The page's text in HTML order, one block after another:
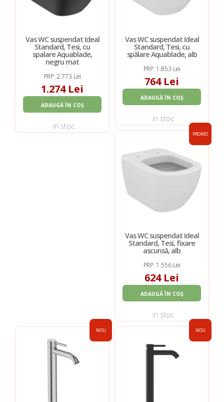
Vas WC suspendat Ideal
Standard, Tesi, cu
spalare Aquablade,
negru mat
PRP: 2.773 Lei
1.274 Lei
ADAUGĂ ÎN COȘ
in stoc
Vas WC suspendat Ideal
Standard, Tesi, cu
spălare Aquablade, alb
PRP: 1.853 Lei
764 Lei
ADAUGĂ ÎN COȘ
in stoc
PROMO
Vas WC suspendat Ideal
Standard, Tesi, fixare
ascunsă, alb
PRP: 1.556 Lei
624 Lei
ADAUGĂ ÎN COȘ
in stoc
NOU NOU